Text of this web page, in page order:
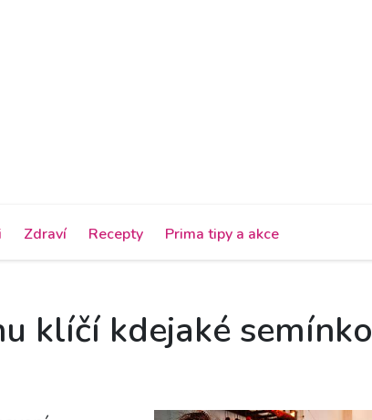
Zdraví Recepty Prima tipy a akce
klíčí kdejaké semínko